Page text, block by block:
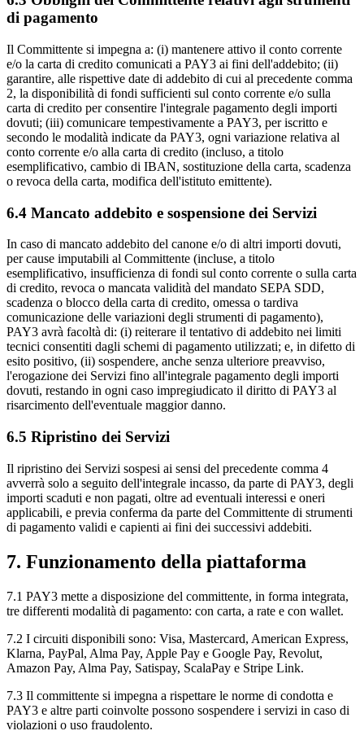
di pagamento
Il Committente si impegna a: (i) mantenere attivo il conto corrente
e/o la carta di credito comunicati a PAY3 ai fini dell'addebito; (ii)
garantire, alle rispettive date di addebito di cui al precedente comma
2, la disponibilità di fondi sufficienti sul conto corrente e/o sulla
carta di credito per consentire l'integrale pagamento degli importi
dovuti; (iii) comunicare tempestivamente a PAY3, per iscritto e
secondo le modalità indicate da PAY3, ogni variazione relativa al
conto corrente e/o alla carta di credito (incluso, a titolo
esemplificativo, cambio di IBAN, sostituzione della carta, scadenza
o revoca della carta, modifica dell'istituto emittente).
6.4 Mancato addebito e sospensione dei Servizi
In caso di mancato addebito del canone e/o di altri importi dovuti,
per cause imputabili al Committente (incluse, a titolo
esemplificativo, insufficienza di fondi sul conto corrente o sulla carta
di credito, revoca o mancata validità del mandato SEPA SDD,
scadenza o blocco della carta di credito, omessa o tardiva
comunicazione delle variazioni degli strumenti di pagamento),
PAY3 avrà facoltà di: (i) reiterare il tentativo di addebito nei limiti
tecnici consentiti dagli schemi di pagamento utilizzati; e, in difetto di
esito positivo, (ii) sospendere, anche senza ulteriore preavviso,
l'erogazione dei Servizi fino all'integrale pagamento degli importi
dovuti, restando in ogni caso impregiudicato il diritto di PAY3 al
risarcimento dell'eventuale maggior danno.
6.5 Ripristino dei Servizi
Il ripristino dei Servizi sospesi ai sensi del precedente comma 4
avverrà solo a seguito dell'integrale incasso, da parte di PAY3, degli
importi scaduti e non pagati, oltre ad eventuali interessi e oneri
applicabili, e previa conferma da parte del Committente di strumenti
di pagamento validi e capienti ai fini dei successivi addebiti.
7. Funzionamento della piattaforma
7.1 PAY3 mette a disposizione del committente, in forma integrata,
tre differenti modalità di pagamento: con carta, a rate e con wallet.
7.2 I circuiti disponibili sono: Visa, Mastercard, American Express,
Klarna, PayPal, Alma Pay, Apple Pay e Google Pay, Revolut,
Amazon Pay, Alma Pay, Satispay, ScalaPay e Stripe Link.
7.3 Il committente si impegna a rispettare le norme di condotta e
PAY3 e altre parti coinvolte possono sospendere i servizi in caso di
violazioni o uso fraudolento.